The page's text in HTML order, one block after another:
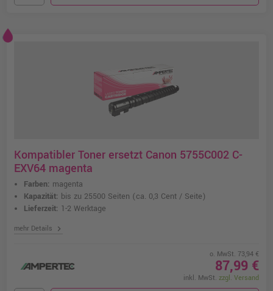
Kompatibler Toner ersetzt Canon 5755C002 C-
EXV64 magenta
Farben: magenta
Kapazität: bis zu 25500 Seiten (ca. 0,3 Cent / Seite)
Lieferzeit: 1-2 Werktage
mehr Details chevron_right
o. MwSt. 73,94 €
87,99 €
inkl. MwSt. zzgl. Versand